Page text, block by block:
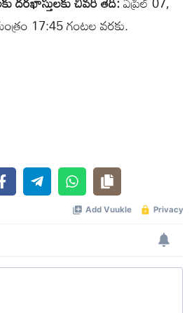
17:45 గంటల వరకు.